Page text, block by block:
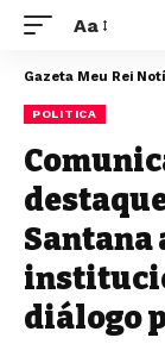
Aa
Gazeta Meu Rei
POLITICA
Santana
diálogo